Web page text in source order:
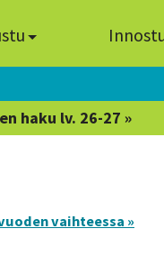
haku lv. 26-27 »
vaihteessa »